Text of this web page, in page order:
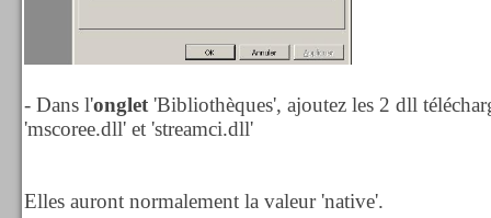
- Dans l'onglet'Bibliothèques', ajoutez les 2 dll
'mscoree.dll' et 'streamci.dll'
Elles auront normalement la valeur 'native'.